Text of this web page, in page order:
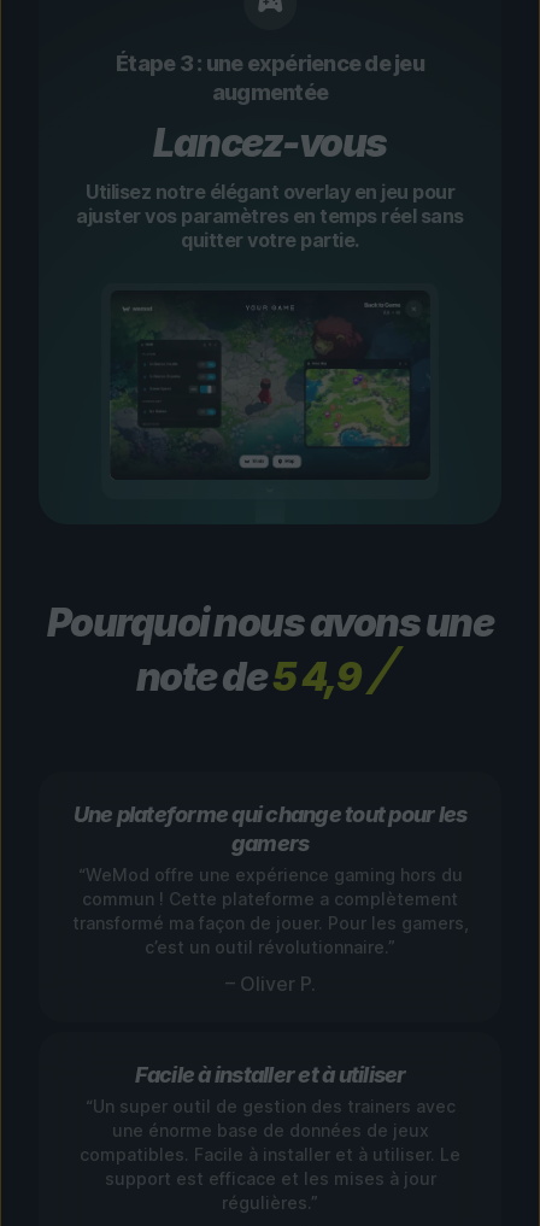
Étape 3 : une expérience de jeu
augmentée
Lancez-vous
Utilisez notre élégant overlay en jeu pour
ajuster vos paramètres en temps réel sans
quitter votre partie.
Pourquoi nous avons une
note de5 4,9
Une plateforme qui change tout pour les
gamers
“WeMod offre une expérience gaming hors du
commun ! Cette plateforme a complètement
transformé ma façon de jouer. Pour les gamers,
c’est un outil révolutionnaire.”
– Oliver P.
Facile à installer et à utiliser
“Un super outil de gestion des trainers avec
une énorme base de données de jeux
compatibles. Facile à installer et à utiliser. Le
support est efficace et les mises à jour
régulières.”